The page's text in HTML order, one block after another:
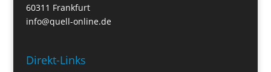
60311 Frankfurt
info@quell-online.de
Direkt-Links